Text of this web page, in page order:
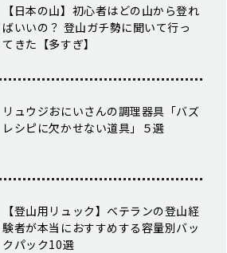
【日本の山】初心者はどの山から登れ
ばいいの？ 登山ガチ勢に聞いて行っ
てきた【多すぎ】
リュウジおにいさんの調理器具「バズ
レシピに欠かせない道具」５選
【登山用リュック】ベテランの登山経
験者が本当におすすめする容量別バッ
クパック10選